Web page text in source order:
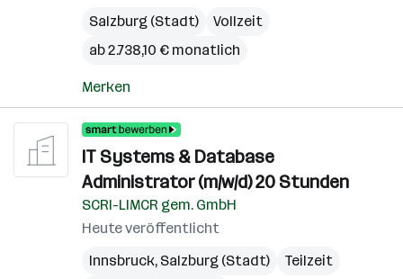
Salzburg (Stadt)
Vollzeit
ab 2.738,10 € monatlich
Merken
IT Systems & Database
Administrator (m/w/d) 20 Stunden
SCRI-LIMCR gem. GmbH
Heute veröffentlicht
Innsbruck, Salzburg (Stadt)
Teilzeit